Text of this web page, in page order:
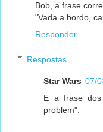
Bob, a frase
"Vada a bordo,
Responder
Respostas
Star Wars 07/
E a frase
problem".